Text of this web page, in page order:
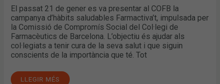
El passat 21 de gener es va presentar al COFB la
campanya d’hàbits saludables Farmactiva’t, impulsada per
la Comissió de Compromís Social del Col·legi de
Farmacèutics de Barcelona. L’objectiu és ajudar als
col·legiats a tenir cura de la seva salut i que siguin
conscients de la importància que té. Tot
LLEGIR MÉS